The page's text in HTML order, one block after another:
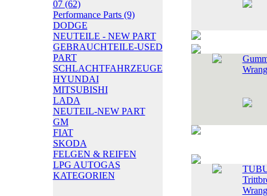
07 (62)
Performance Parts (9)
DODGE
NEUTEILE - NEW PART
GEBRAUCHTEILE-USED
PART
SCHLACHTFAHRZEUGE
HYUNDAI
MITSUBISHI
LADA
NEUTEIL-NEW PART
GM
FIAT
SKODA
FELGEN & REIFEN
LPG AUTOGAS
KATEGORIEN